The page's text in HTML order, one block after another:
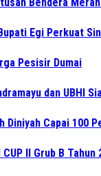
Egi Perkuat
Pesisir Dumai
dan UBHI
Diniyah Capai 100
II Grub B